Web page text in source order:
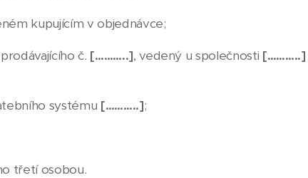
kupujícím v objednávce;
č. [………..], vedený u společnosti [………..]
systému [………..];
třetí osobou.